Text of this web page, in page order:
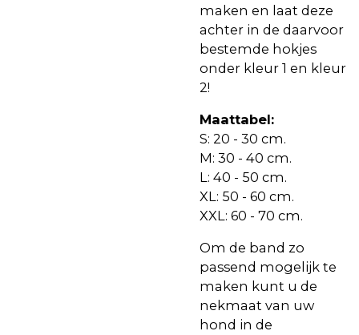
maken en laat deze
achter in de daarvoor
bestemde hokjes
onder kleur 1 en kleur
2!
Maattabel:
S: 20 - 30 cm.
M: 30 - 40 cm.
L: 40 - 50 cm.
XL: 50 - 60 cm.
XXL: 60 - 70 cm.
Om de band zo
passend mogelijk te
maken kunt u de
nekmaat van uw
hond in de